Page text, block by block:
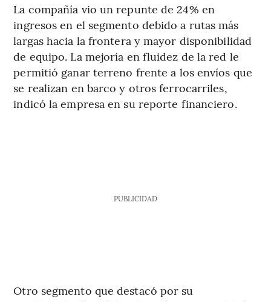
La compañía vio un repunte de 24% en
ingresos en el segmento debido a rutas más
largas hacia la frontera y mayor disponibilidad
de equipo. La mejoría en fluidez de la red le
permitió ganar terreno frente a los envíos que
se realizan en barco y otros ferrocarriles,
indicó la empresa en su reporte financiero.
PUBLICIDAD
Otro segmento que destacó por su